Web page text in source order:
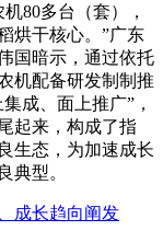
80多台（套），
烘干核心。”广东
国暗示，通过依托
机配备研发制制推
成、面上推广”，
起来，构成了指
生态，为加速成长
典型。
成长趋向阐发